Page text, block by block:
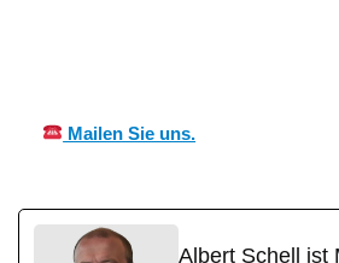
Mailen Sie uns.
Albert Schell ist